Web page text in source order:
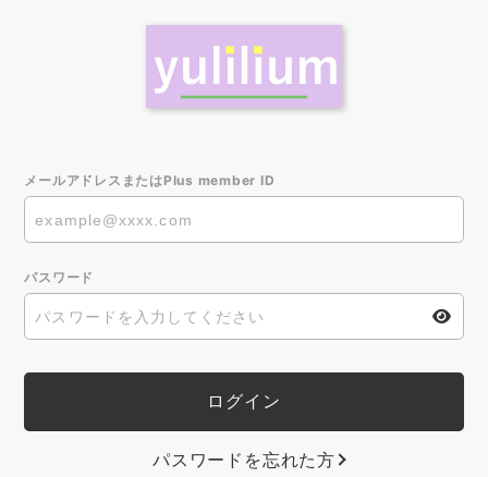
メールアドレスまたはPlus member ID
パスワード
パスワードを忘れた方